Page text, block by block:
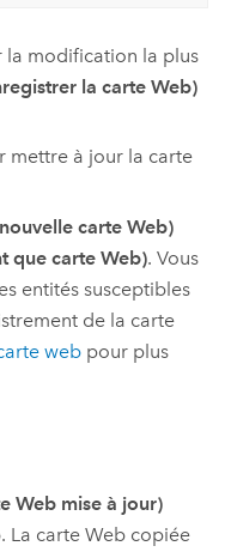
modification la plus
la carte Web)
mettre à jour la carte
carte Web)
que carte Web). Vous
entités susceptibles
de la carte
webpour plus
Web mise à jour)
La carte Web copiée